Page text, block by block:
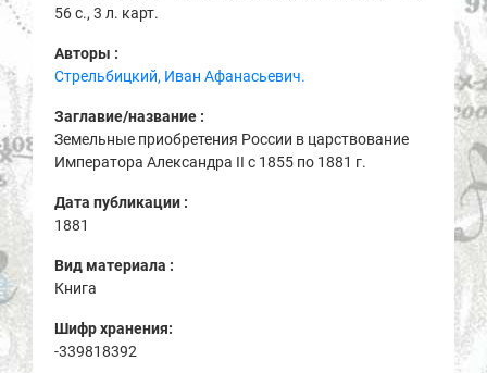
56 с., 3 л. карт.
Авторы :
Стрельбицкий, Иван Афанасьевич.
Заглавие/название :
Земельные приобретения России в царствование
Императора Александра II с 1855 по 1881 г.
Дата публикации :
1881
Вид материала :
Книга
Шифр хранения:
-339818392